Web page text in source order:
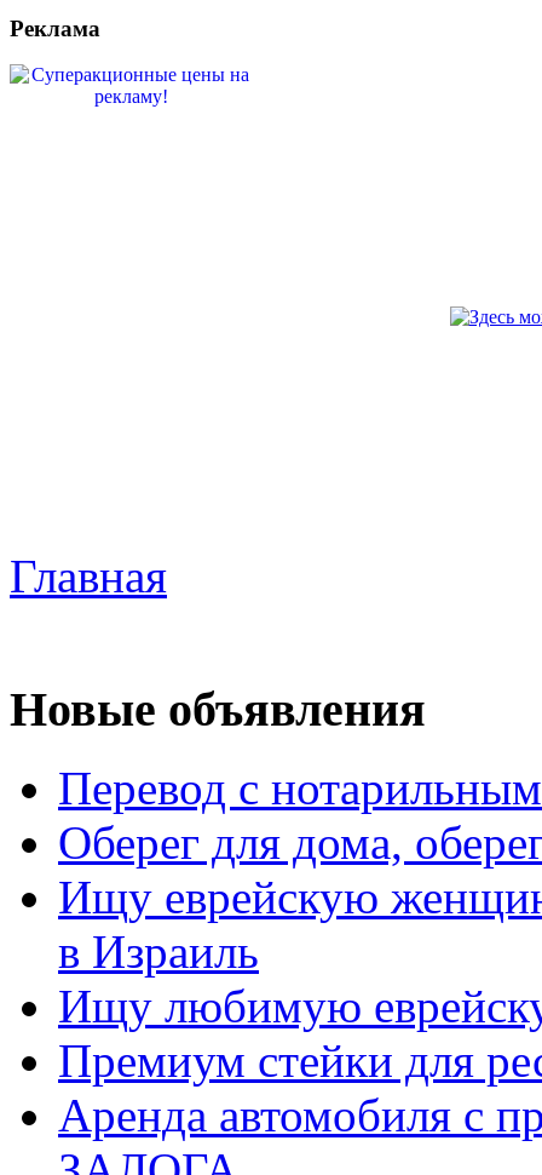
Реклама
Главная
Новые объявления
Перевод с
Оберег для дома,
Ищу еврейскую
в Израиль
Ищу любимую
Премиум стейки для
Аренда автомобиля с